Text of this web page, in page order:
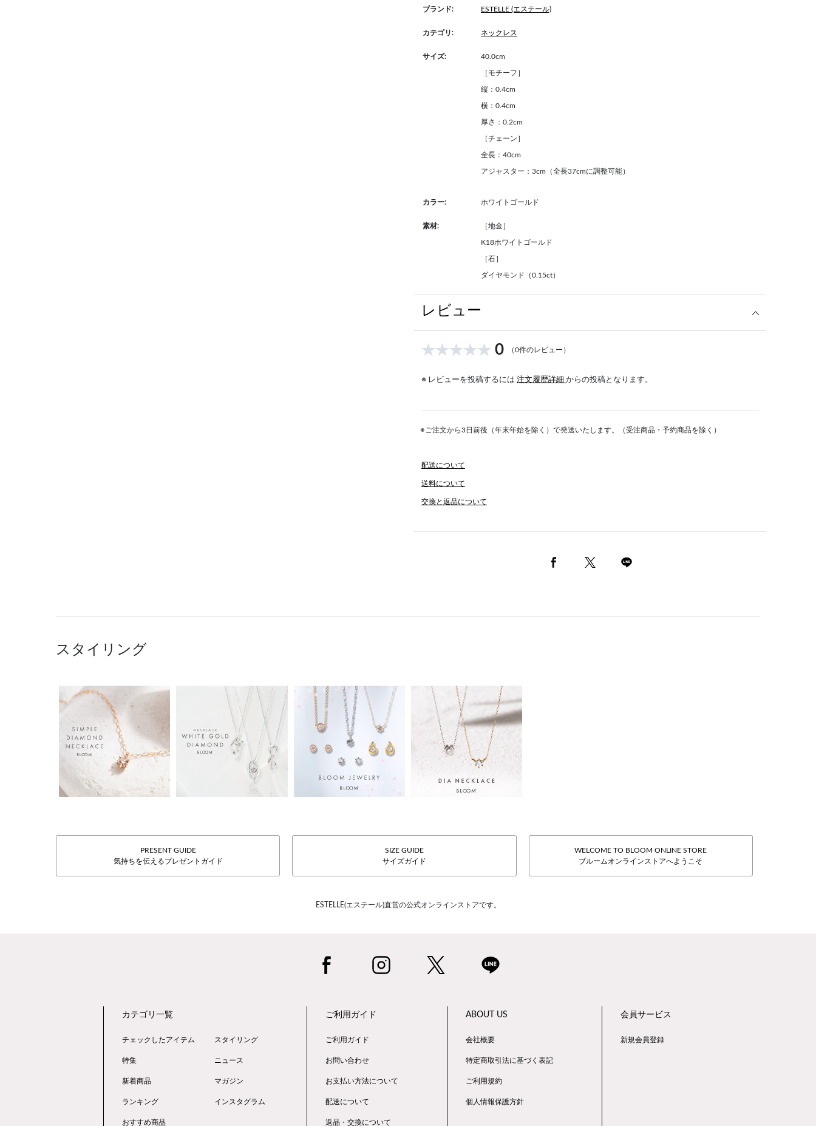
ブランド: ESTELLE (エステール)
カテゴリ: ネックレス
サイズ: 40.0cm
［モチーフ］
縦：0.4cm
横：0.4cm
厚さ：0.2cm
［チェーン］
全長：40cm
アジャスター：3cm（全長37cmに調整可能）
カラー: ホワイトゴールド
素材: ［地金］
K18ホワイトゴールド
［石］
ダイヤモンド（0.15ct）
レビュー
0 （0件のレビュー）
※ レビューを投稿するには 注文履歴詳細 からの投稿となります。
※ご注文から3日前後（年末年始を除く）で発送いたします。（受注商品・予約商品を除く）
配送について
送料について
交換と返品について
スタイリング
PRESENT GUIDE
気持ちを伝えるプレゼントガイド
SIZE GUIDE
サイズガイド
WELCOME TO BLOOM ONLINE STORE
ブルームオンラインストアへようこそ
ESTELLE(エステール)直営の公式オンラインストアです。
カテゴリ一覧
チェックしたアイテム
特集
新着商品
ランキング
おすすめ商品
スタイリング
ニュース
マガジン
インスタグラム
ご利用ガイド
ご利用ガイド
お問い合わせ
お支払い方法について
配送について
返品・交換について
ABOUT US
会社概要
特定商取引法に基づく表記
ご利用規約
個人情報保護方針
会員サービス
新規会員登録